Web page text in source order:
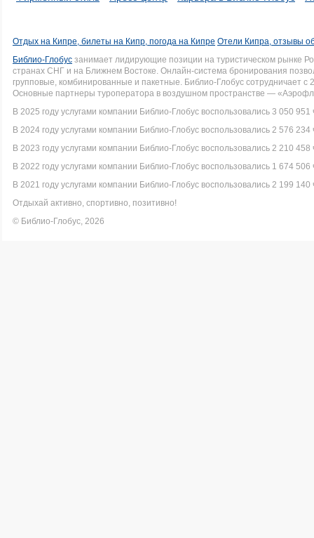
Отдых на Кипре, билеты на Кипр, погода на Кипре Отели Кипра, отзывы
Библио-Глобус занимает лидирующие позиции на туристическом рынке
странах СНГ и на Ближнем Востоке. Онлайн-система бронирования
групповые, комбинированные и пакетные. Библио-Глобус сотрудничает
Основные партнеры туроператора в воздушном пространстве —
В 2025 году услугами компании Библио-Глобус воспользовались 3 050 951
В 2024 году услугами компании Библио-Глобус воспользовались 2 576 234
В 2023 году услугами компании Библио-Глобус воспользовались 2 210 458
В 2022 году услугами компании Библио-Глобус воспользовались 1 674 506
В 2021 году услугами компании Библио-Глобус воспользовались 2 199 140
Отдыхай активно, спортивно, позитивно!
© Библио-Глобус, 2026